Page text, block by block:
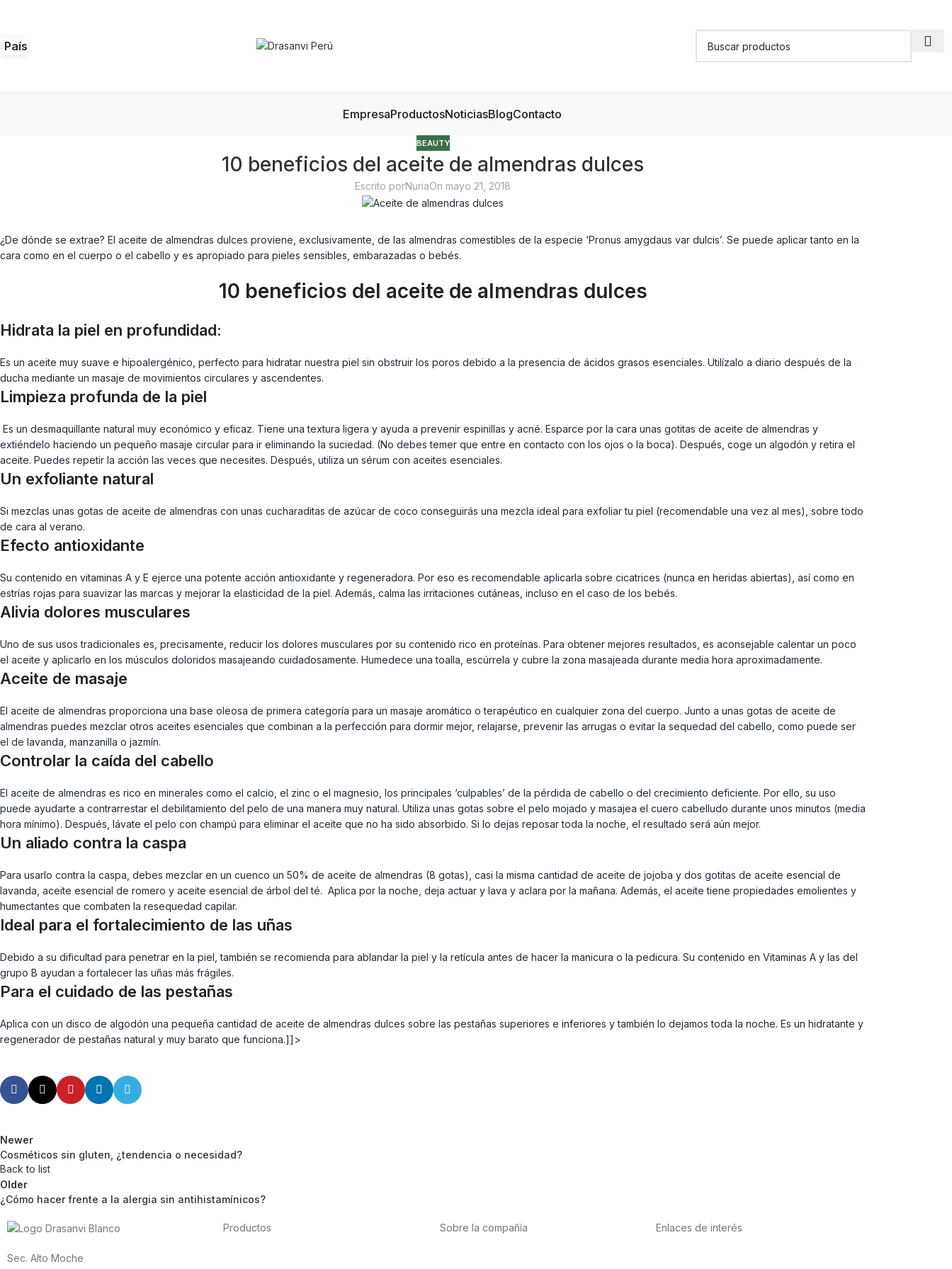
País
EmpresaProductosNoticiasBlogContacto
BEAUTY
10 beneficios del aceite de almendras dulces
Escrito porNuriaOn mayo 21, 2018
¿De dónde se extrae? El aceite de almendras dulces proviene, exclusivamente, de las almendras comestibles de la especie ‘Pronus amygdaus var dulcis’. Se puede aplicar tanto en la
cara como en el cuerpo o el cabello y es apropiado para pieles sensibles, embarazadas o bebés.
10 beneficios del aceite de almendras dulces
Hidrata la piel en profundidad:
Es un aceite muy suave e hipoalergénico, perfecto para hidratar nuestra piel sin obstruir los poros debido a la presencia de ácidos grasos esenciales. Utilízalo a diario después de la
ducha mediante un masaje de movimientos circulares y ascendentes.
Limpieza profunda de la piel
Es un desmaquillante natural muy económico y eficaz. Tiene una textura ligera y ayuda a prevenir espinillas y acné. Esparce por la cara unas gotitas de aceite de almendras y
extiéndelo haciendo un pequeño masaje circular para ir eliminando la suciedad. (No debes temer que entre en contacto con los ojos o la boca). Después, coge un algodón y retira el
aceite. Puedes repetir la acción las veces que necesites. Después, utiliza un sérum con aceites esenciales.
Un exfoliante natural
Si mezclas unas gotas de aceite de almendras con unas cucharaditas de azúcar de coco conseguirás una mezcla ideal para exfoliar tu piel (recomendable una vez al mes), sobre todo
de cara al verano.
Efecto antioxidante
Su contenido en vitaminas A y E ejerce una potente acción antioxidante y regeneradora. Por eso es recomendable aplicarla sobre cicatrices (nunca en heridas abiertas), así como en
estrías rojas para suavizar las marcas y mejorar la elasticidad de la piel. Además, calma las irritaciones cutáneas, incluso en el caso de los bebés.
Alivia dolores musculares
Uno de sus usos tradicionales es, precisamente, reducir los dolores musculares por su contenido rico en proteínas. Para obtener mejores resultados, es aconsejable calentar un poco
el aceite y aplicarlo en los músculos doloridos masajeando cuidadosamente. Humedece una toalla, escúrrela y cubre la zona masajeada durante media hora aproximadamente.
Aceite de masaje
El aceite de almendras proporciona una base oleosa de primera categoría para un masaje aromático o terapéutico en cualquier zona del cuerpo. Junto a unas gotas de aceite de
almendras puedes mezclar otros aceites esenciales que combinan a la perfección para dormir mejor, relajarse, prevenir las arrugas o evitar la sequedad del cabello, como puede ser
el de lavanda, manzanilla o jazmín.
Controlar la caída del cabello
El aceite de almendras es rico en minerales como el calcio, el zinc o el magnesio, los principales ‘culpables’ de la pérdida de cabello o del crecimiento deficiente. Por ello, su uso
puede ayudarte a contrarrestar el debilitamiento del pelo de una manera muy natural. Utiliza unas gotas sobre el pelo mojado y masajea el cuero cabelludo durante unos minutos (media
hora mínimo). Después, lávate el pelo con champú para eliminar el aceite que no ha sido absorbido. Si lo dejas reposar toda la noche, el resultado será aún mejor.
Un aliado contra la caspa
Para usarlo contra la caspa, debes mezclar en un cuenco un 50% de aceite de almendras (8 gotas), casi la misma cantidad de aceite de jojoba y dos gotitas de aceite esencial de
lavanda, aceite esencial de romero y aceite esencial de árbol del té. Aplica por la noche, deja actuar y lava y aclara por la mañana. Además, el aceite tiene propiedades emolientes y
humectantes que combaten la resequedad capilar.
Ideal para el fortalecimiento de las uñas
Debido a su dificultad para penetrar en la piel, también se recomienda para ablandar la piel y la retícula antes de hacer la manicura o la pedicura. Su contenido en Vitaminas A y las del
grupo B ayudan a fortalecer las uñas más frágiles.
Para el cuidado de las pestañas
Aplica con un disco de algodón una pequeña cantidad de aceite de almendras dulces sobre las pestañas superiores e inferiores y también lo dejamos toda la noche. Es un hidratante y
regenerador de pestañas natural y muy barato que funciona.]]>
Newer
Cosméticos sin gluten, ¿tendencia o necesidad?
Back to list
Older
¿Cómo hacer frente a la alergia sin antihistamínicos?
Sec. Alto Moche
Productos Sobre la compañía Enlaces de interés